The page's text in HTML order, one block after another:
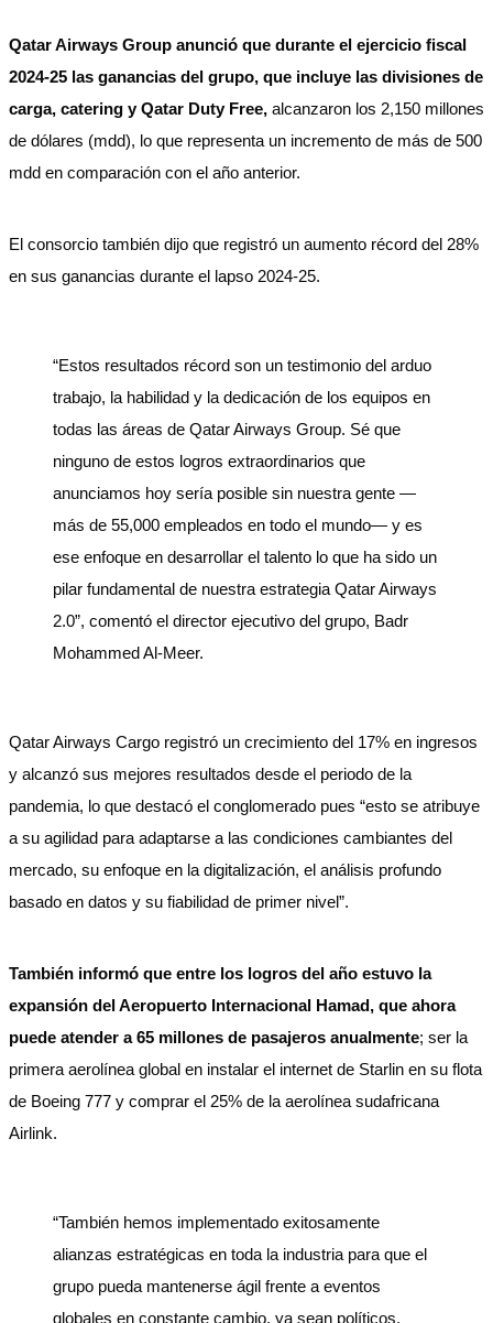
Qatar Airways Group anunció que durante el ejercicio fiscal
2024-25 las ganancias del grupo, que incluye las divisiones de
carga, catering y Qatar Duty Free, alcanzaron los 2,150 millones
de dólares (mdd), lo que representa un incremento de más de 500
mdd en comparación con el año anterior.
El consorcio también dijo que registró un aumento récord del 28%
en sus ganancias durante el lapso 2024-25.
“Estos resultados récord son un testimonio del arduo
trabajo, la habilidad y la dedicación de los equipos en
todas las áreas de Qatar Airways Group. Sé que
ninguno de estos logros extraordinarios que
anunciamos hoy sería posible sin nuestra gente —
más de 55,000 empleados en todo el mundo— y es
ese enfoque en desarrollar el talento lo que ha sido un
pilar fundamental de nuestra estrategia Qatar Airways
2.0”, comentó el director ejecutivo del grupo, Badr
Mohammed Al-Meer.
Qatar Airways Cargo registró un crecimiento del 17% en ingresos
y alcanzó sus mejores resultados desde el periodo de la
pandemia, lo que destacó el conglomerado pues “esto se atribuye
a su agilidad para adaptarse a las condiciones cambiantes del
mercado, su enfoque en la digitalización, el análisis profundo
basado en datos y su fiabilidad de primer nivel”.
También informó que entre los logros del año estuvo la
expansión del Aeropuerto Internacional Hamad, que ahora
puede atender a 65 millones de pasajeros anualmente; ser la
primera aerolínea global en instalar el internet de Starlin en su flota
de Boeing 777 y comprar el 25% de la aerolínea sudafricana
Airlink.
“También hemos implementado exitosamente
alianzas estratégicas en toda la industria para que el
grupo pueda mantenerse ágil frente a eventos
globales en constante cambio, ya sean políticos,